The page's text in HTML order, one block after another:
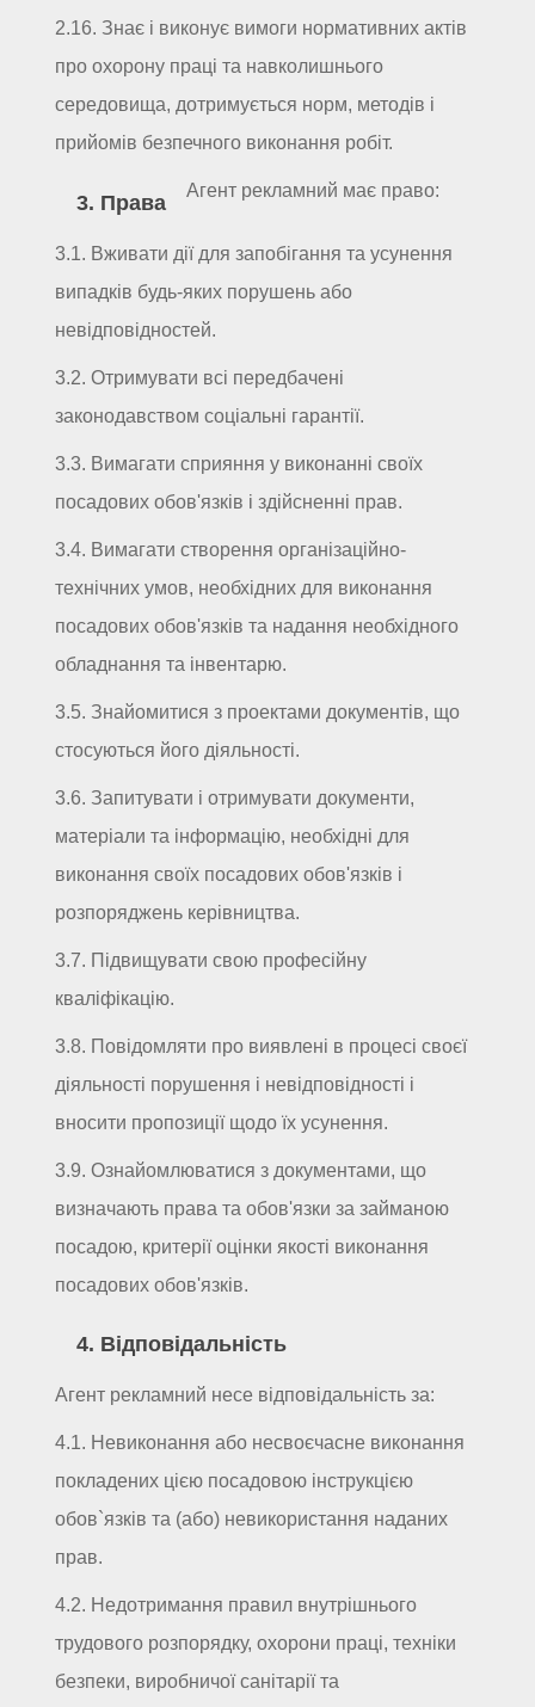
2.16. Знає і виконує вимоги нормативних актів
про охорону праці та навколишнього
середовища, дотримується норм, методів і
прийомів безпечного виконання робіт.
3. Права
Агент рекламний має право:
3.1. Вживати дії для запобігання та усунення
випадків будь-яких порушень або
невідповідностей.
3.2. Отримувати всі передбачені
законодавством соціальні гарантії.
3.3. Вимагати сприяння у виконанні своїх
посадових обов'язків і здійсненні прав.
3.4. Вимагати створення організаційно-
технічних умов, необхідних для виконання
посадових обов'язків та надання необхідного
обладнання та інвентарю.
3.5. Знайомитися з проектами документів, що
стосуються його діяльності.
3.6. Запитувати і отримувати документи,
матеріали та інформацію, необхідні для
виконання своїх посадових обов'язків і
розпоряджень керівництва.
3.7. Підвищувати свою професійну
кваліфікацію.
3.8. Повідомляти про виявлені в процесі своєї
діяльності порушення і невідповідності і
вносити пропозиції щодо їх усунення.
3.9. Ознайомлюватися з документами, що
визначають права та обов'язки за займаною
посадою, критерії оцінки якості виконання
посадових обов'язків.
4. Відповідальність
Агент рекламний несе відповідальність за:
4.1. Невиконання або несвоєчасне виконання
покладених цією посадовою інструкцією
обов`язків та (або) невикористання наданих
прав.
4.2. Недотримання правил внутрішнього
трудового розпорядку, охорони праці, техніки
безпеки, виробничої санітарії та